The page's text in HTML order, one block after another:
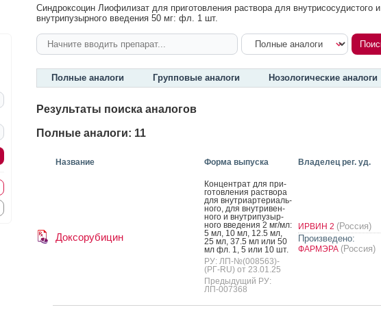
Синдроксоцин Лиофилизат для приготовления раствора для внутрисосудистого и
внутрипузырного введения 50 мг: фл. 1 шт.
Полные аналоги Групповые аналоги Нозологические аналоги
Результаты поиска аналогов
Полные аналоги: 11
Название Форма выпуска Владелец рег. уд.
Доксорубицин
Кон­цен­трат для при­
готов­ле­ния рас­тво­ра
для внут­ри­ар­те­ри­аль­
но­го, для внут­ри­вен­
но­го и внут­ри­пузыр­
но­го вве­дения 2 мг/мл:
5 мл, 10 мл, 12.5 мл,
25 мл, 37.5 мл или 50
мл фл. 1, 5 или 10 шт.
РУ: ЛП-№(008563)-
(РГ-RU) от 23.01.25
Предыдущий РУ:
ЛП-007368
ИРВИН 2 (Россия)
Произведено:
ФАРМЭРА (Россия)